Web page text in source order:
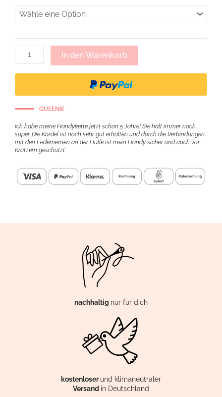
schwarz
In den Warenkorb
QUEENIE
Ich habe meine Handykette jetzt schon 5 Jahre! Sie hält immer noch
super. Die Kordel ist noch sehr gut erhalten und durch die Verbindungen
mit den Lederriemen an der Hülle ist mein Handy sicher und auch vor
Kratzern geschützt.
nachhaltig nur für dich
kostenloserund klimaneutraler
Versand in Deutschland